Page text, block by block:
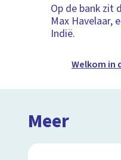
Op de bank zit
Max Havelaar,
Indië.
Welkom in
Meer